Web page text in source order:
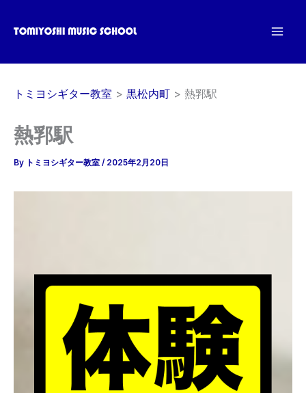
ス
トミヨシギター教室 黒松内町 熱郛駅
熱郛駅
By トミヨシギター教室 / 2025年2月20日